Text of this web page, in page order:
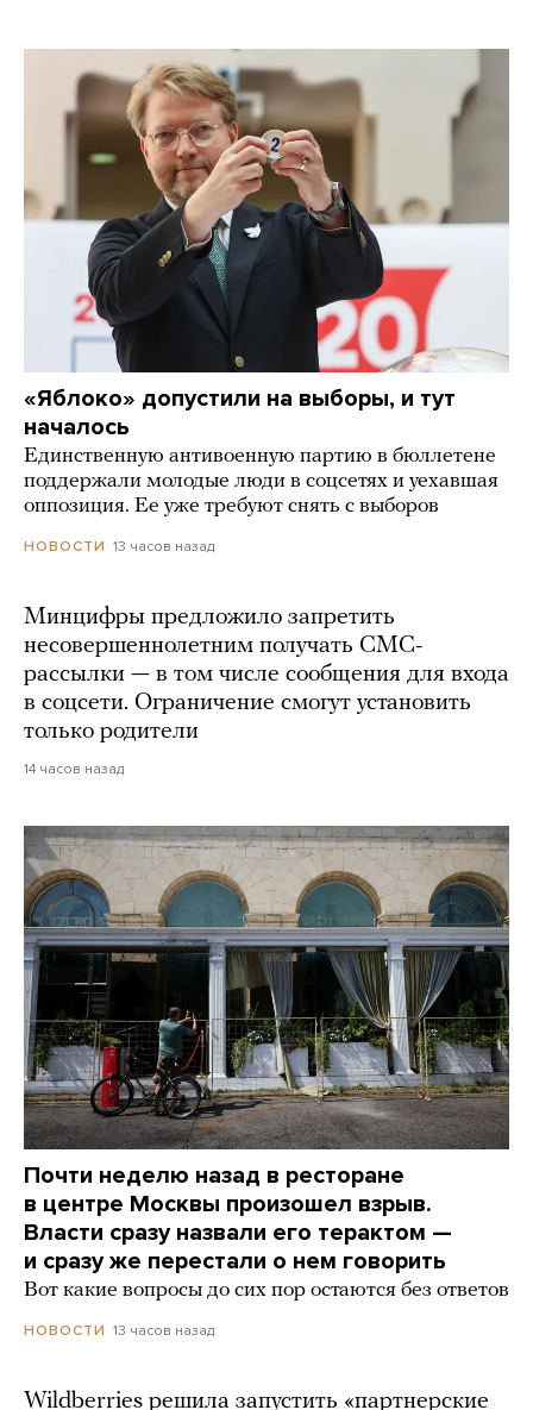
«Яблоко» допустили на выборы, и тут
началось
Единственную антивоенную партию в бюллетене
поддержали молодые люди в соцсетях и уехавшая
оппозиция. Ее уже требуют снять с выборов
НОВОСТИ 13 часов назад
Минцифры предложило запретить
несовершеннолетним получать СМС-
рассылки — в том числе сообщения для входа
в соцсети. Ограничение смогут установить
только родители
14 часов назад
Почти неделю назад в ресторане
в центре Москвы произошел взрыв.
Власти сразу назвали его терактом —
и сразу же перестали о нем говорить
Вот какие вопросы до сих пор остаются без ответов
НОВОСТИ 13 часов назад
Wildberries решила запустить «партнерские